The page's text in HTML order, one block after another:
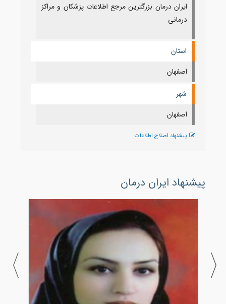
ایران درمان بزرگترین مرجع اطلاعات پزشکان و مراکز
درمانی
استان
اصفهان
شهر
اصفهان
پیشنهاد اصلاح اطلاعات
پیشنهاد ایران درمان